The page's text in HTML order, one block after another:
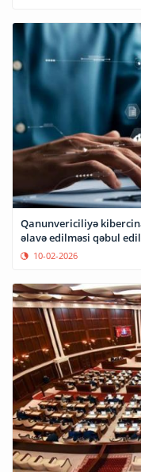
Qanunvericiliyə
əlavə edilməsi qəbul
10-02-2026